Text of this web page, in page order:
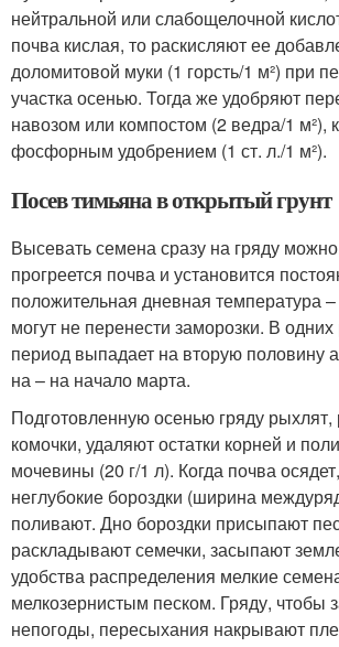
нейтральной или слабощелочной
почва кислая, то раскисляют ее
доломитовой муки (1 горсть/1 м²) при
участка осенью. Тогда же удобряют
навозом или компостом (2 ведра/1 м²),
фосфорным удобрением (1 ст. л./1 м²).
Посев тимьяна в открытый грунт
Высевать семена сразу на гряду
прогреется почва и установится
положительная дневная температура
могут не перенести заморозки. В одних
период выпадает на вторую половину
на – на начало марта.
Подготовленную осенью гряду рыхлят,
комочки, удаляют остатки корней и
мочевины (20 г/1 л). Когда почва
неглубокие бороздки (ширина
поливают. Дно бороздки присыпают
раскладывают семечки, засыпают
удобства распределения мелкие
мелкозернистым песком. Гряду, чтобы
непогоды, пересыхания накрывают